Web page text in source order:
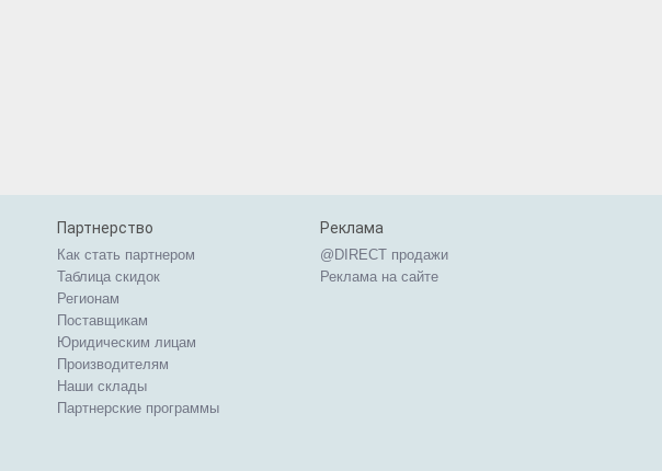
Партнерство
Как стать партнером
Таблица скидок
Регионам
Поставщикам
Юридическим лицам
Производителям
Наши склады
Партнерские программы
Реклама
@DIRECT продажи
Реклама на сайте